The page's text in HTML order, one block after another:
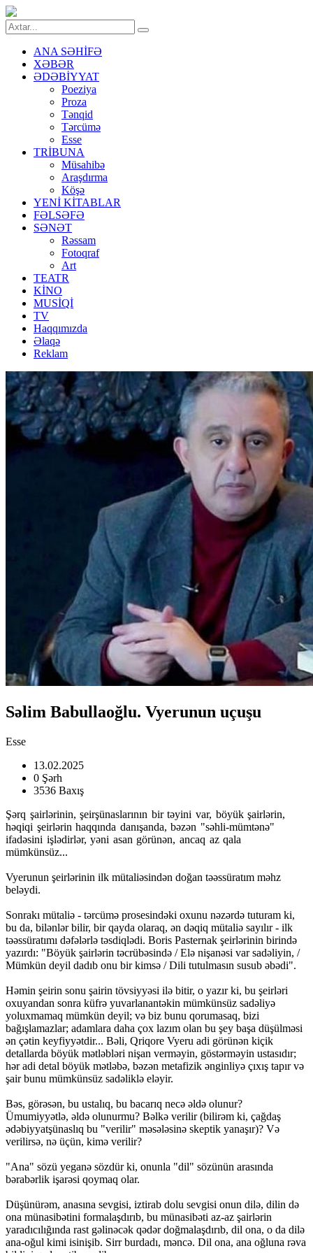
ANA SƏHİFƏ
XƏBƏR
ƏDƏBİYYAT
Poeziya
Proza
Tənqid
Tərcümə
Esse
TRİBUNA
Müsahibə
Araşdırma
Köşə
YENİ KİTABLAR
FƏLSƏFƏ
SƏNƏT
Rəssam
Fotoqraf
Art
TEATR
KİNO
MUSİQİ
TV
Haqqımızda
Əlaqə
Reklam
Səlim Babullaoğlu. Vyerunun uçuşu
Esse
13.02.2025
0 Şərh
3536 Baxış
Şərq şairlərinin, şeirşünaslarının bir təyini var, böyük şairlərin,
həqiqi şeirlərin haqqında danışanda, bəzən "səhli-mümtənə"
ifadəsini işlədirlər, yəni asan görünən, ancaq az qala
mümkünsüz...
Vyerunun şeirlərinin ilk mütaliəsindən doğan təəssüratım məhz
beləydi.
Sonrakı mütaliə - tərcümə prosesindəki oxunu nəzərdə tuturam ki,
bu da, bilənlər bilir, bir qayda olaraq, ən dəqiq mütaliə sayılır - ilk
təəssüratımı dəfələrlə təsdiqlədi. Boris Pasternak şeirlərinin birində
yazırdı: "Böyük şairlərin təcrübəsində / Elə nişanəsi var sadəliyin, /
Mümkün deyil dadıb onu bir kimsə / Dili tutulmasın susub əbədi".
Həmin şeirin sonu şairin tövsiyyəsi ilə bitir, o yazır ki, bu şeirləri
oxuyandan sonra küfrə yuvarlanantəkin mümkünsüz sadəliyə
yoluxmamaq mümkün deyil; və biz bunu qorumasaq, bizi
bağışlamazlar; adamlara daha çox lazım olan bu şey başa düşülməsi
ən çətin keyfiyyətdir... Bəli, Qriqore Vyeru adi görünən kiçik
detallarda böyük mətləbləri nişan verməyin, göstərməyin ustasıdır;
hər adi detal böyük mətləbə, bəzən metafizik ənginliyə çıxış tapır və
şair bunu mümkünsüz sadəliklə eləyir.
Bəs, görəsən, bu ustalıq, bu bacarıq necə əldə olunur?
Ümumiyyətlə, əldə olunurmu? Bəlkə verilir (bilirəm ki, çağdaş
ədəbiyyatşünaslıq bu "verilir" məsələsinə skeptik yanaşır)? Və
verilirsə, nə üçün, kimə verilir?
"Ana" sözü yeganə sözdür ki, onunla "dil" sözünün arasında
bərabərlik işarəsi qoymaq olar.
Düşünürəm, anasına sevgisi, iztirab dolu sevgisi onun dilə, dilin də
ona münasibətini formalaşdırıb, bu münasibəti az-az şairlərin
yaradıcılığında rast gəlinəcək qədər doğmalaşdırıb, dil ona, o da dilə
ana-oğul kimi isinişib. Sirr burdadı, məncə. Dil ona, ana oğluna rəva